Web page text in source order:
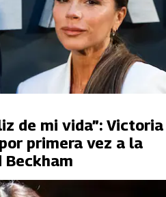
de mi vida”: Victoria
primera vez a la
Beckham